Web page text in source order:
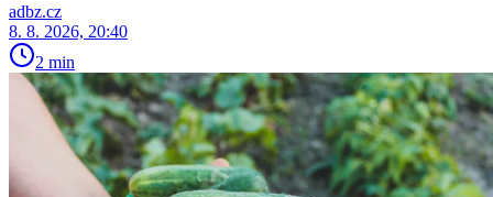
adbz.cz
8. 8. 2026, 20:40
2 min